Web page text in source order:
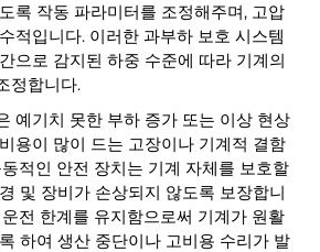
록 작동 파라미터를 조정해주며, 고압
적입니다. 이러한 과부하 보호 시스템
으로 감지된 하중 수준에 따라 기계의
정합니다.
예기치 못한 부하 증가 또는 이상 현상
용이 많이 드는 고장이나 기계적 결함
적인 안전 장치는 기계 자체를 보호할
및 장비가 손상되지 않도록 보장합니
전 한계를 유지함으로써 기계가 원활
하여 생산 중단이나 고비용 수리가 발